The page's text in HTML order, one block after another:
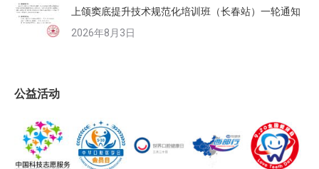
上颌窦底提升技术规范化培训班（长春站）一轮通知
2026年8月3日
公益活动